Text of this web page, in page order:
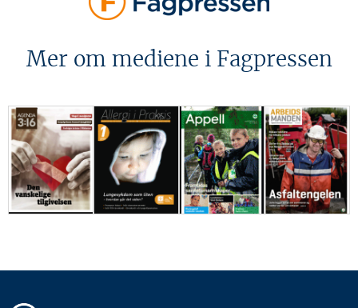
Mer om mediene i Fagpressen